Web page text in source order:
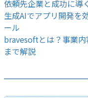
依頼先企業と成功に導
生成AIでアプリ開発を
ール
bravesoftとは？事業
まで解説